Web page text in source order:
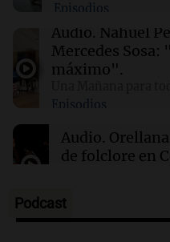
01:31 Ciencia
Reducir alimentos
antojos ni mejora
01:29 Mundo
El lago Mead
años, evidenciando
Episodios
Audio. Nahuel
Mercedes
máximo".
Episodios
Audio.
de folclore en
Audio.Trágico
Podcast